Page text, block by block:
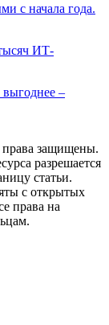
с начала года.
ИТ-
–
права защищены.
разрешается
статьи.
с открытых
права на